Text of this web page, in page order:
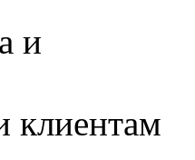
клиентам